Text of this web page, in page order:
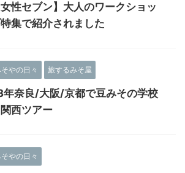
女性セブン】大人のワークショッ
集で紹介されました
やの日々 旅するみそ屋
年奈良/大阪/京都で豆みその学校
西ツアー
やの日々